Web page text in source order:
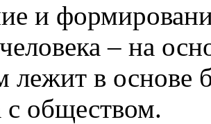
и
– на
лежит в
с обществом.